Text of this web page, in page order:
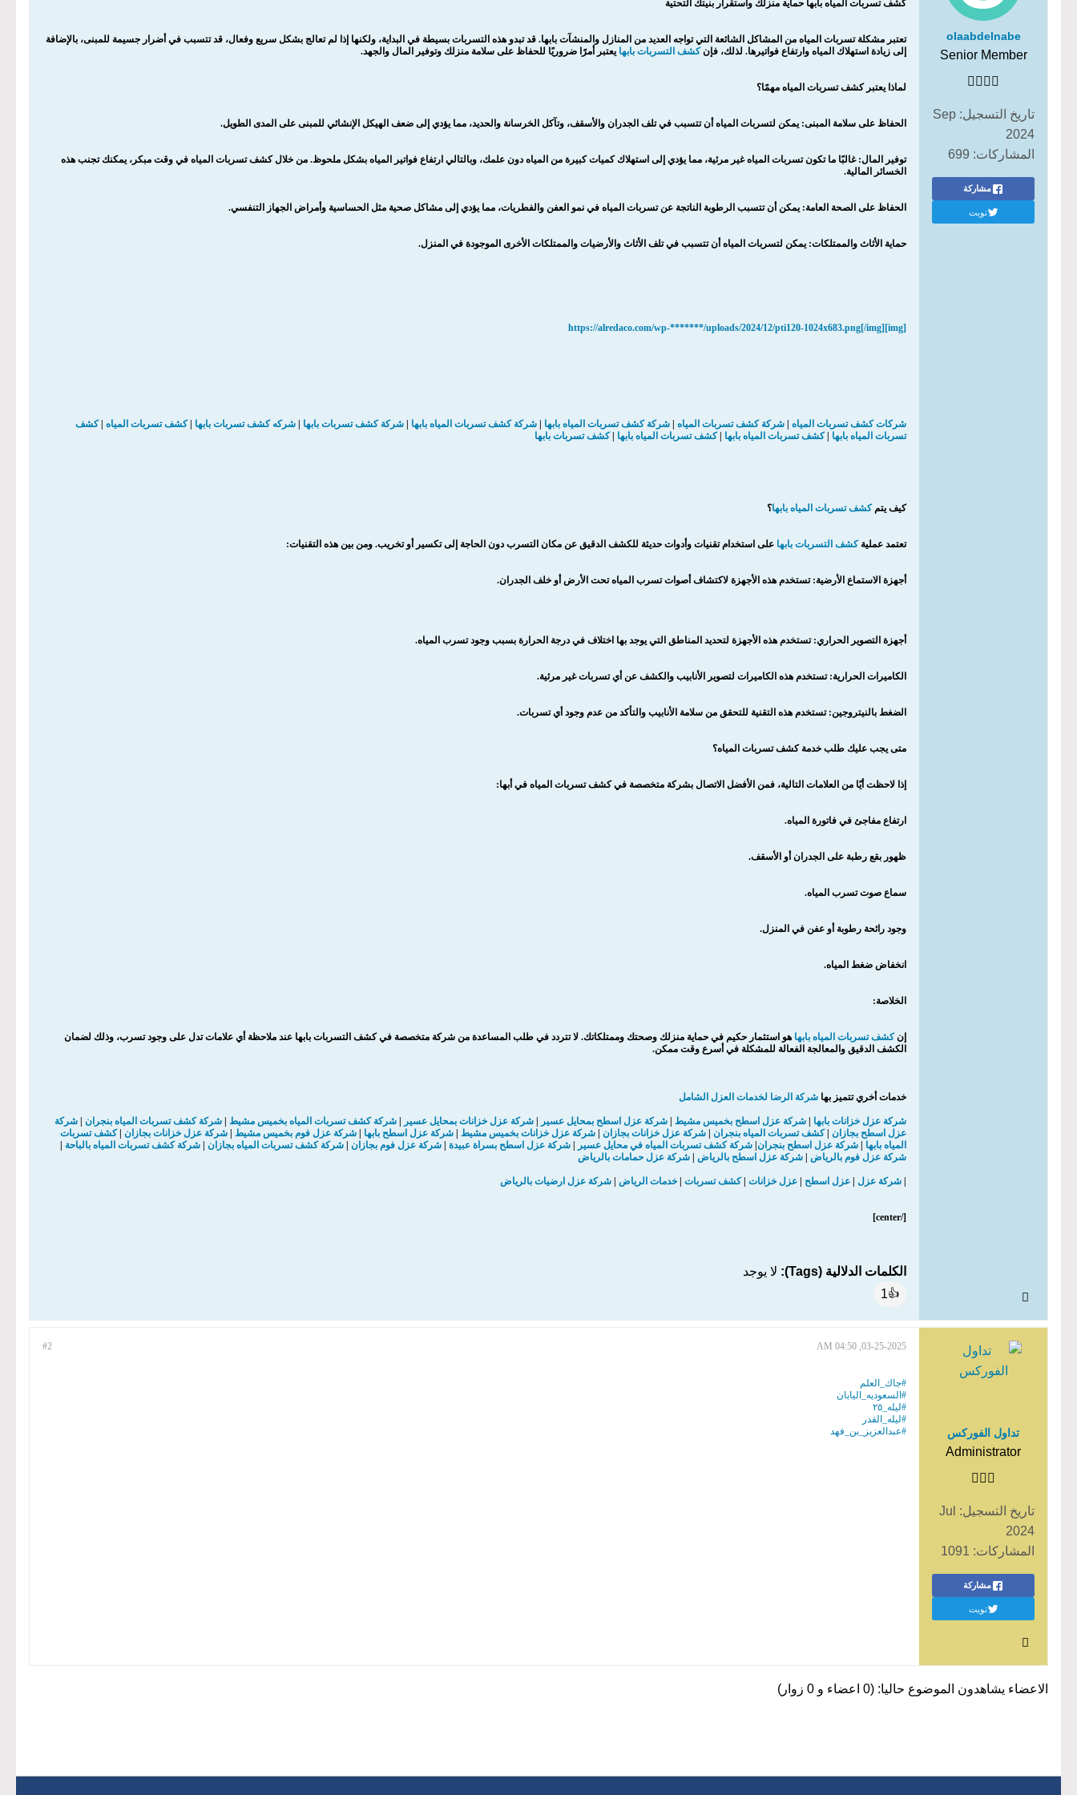
olaabdelnabe
Senior Member
تاريخ التسجيل: Sep
2024
المشاركات: 699
مشاركة
تويت
كشف تسربات المياه بابها حماية منزلك واستقرار بنيتك التحتية
تعتبر مشكلة تسربات المياه من المشاكل الشائعة التي تواجه العديد من المنازل والمنشآت بابها. قد تبدو هذه التسربات بسيطة في البداية، ولكنها إذا لم تعالج بشكل سريع وفعال، قد تتسبب في أضرار جسيمة للمبنى، بالإضافة
إلى زيادة استهلاك المياه وارتفاع فواتيرها. لذلك، فإنكشف التسربات بابها يعتبر أمرًا ضروريًا للحفاظ على سلامة منزلك وتوفير المال والجهد.
لماذا يعتبر كشف تسربات المياه مهمًا؟
الحفاظ على سلامة المبنى: يمكن لتسربات المياه أن تتسبب في تلف الجدران والأسقف، وتآكل الخرسانة والحديد، مما يؤدي إلى ضعف الهيكل الإنشائي للمبنى على المدى الطويل.
توفير المال: غالبًا ما تكون تسربات المياه غير مرئية، مما يؤدي إلى استهلاك كميات كبيرة من المياه دون علمك، وبالتالي ارتفاع فواتير المياه بشكل ملحوظ. من خلال كشف تسربات المياه في وقت مبكر، يمكنك تجنب هذه
الخسائر المالية.
الحفاظ على الصحة العامة: يمكن أن تتسبب الرطوبة الناتجة عن تسربات المياه في نمو العفن والفطريات، مما يؤدي إلى مشاكل صحية مثل الحساسية وأمراض الجهاز التنفسي.
حماية الأثاث والممتلكات: يمكن لتسربات المياه أن تتسبب في تلف الأثاث والأرضيات والممتلكات الأخرى الموجودة في المنزل.
[img]https://alredaco.com/wp-*******/uploads/2024/12/pti120-1024x683.png[/img]
شركات كشف تسربات المياه شركة كشف تسربات المياه شركة كشف تسربات المياه بابها شركة كشف تسربات المياه بابها شركة كشف تسربات بابها شركه كشف تسربات بابها |كشف تسربات المياه |كشف
تسربات المياه بابها |كشف تسربات المياه بابها |كشف تسربات المياه بابها |كشف تسربات بابها
كيف يتمكشف تسربات المياه بابها؟
تعتمد عمليةكشف التسربات بابها على استخدام تقنيات وأدوات حديثة للكشف الدقيق عن مكان التسرب دون الحاجة إلى تكسير أو تخريب. ومن بين هذه التقنيات:
أجهزة الاستماع الأرضية: تستخدم هذه الأجهزة لاكتشاف أصوات تسرب المياه تحت الأرض أو خلف الجدران.
أجهزة التصوير الحراري: تستخدم هذه الأجهزة لتحديد المناطق التي يوجد بها اختلاف في درجة الحرارة بسبب وجود تسرب المياه.
الكاميرات الحرارية: تستخدم هذه الكاميرات لتصوير الأنابيب والكشف عن أي تسربات غير مرئية.
الضغط بالنيتروجين: تستخدم هذه التقنية للتحقق من سلامة الأنابيب والتأكد من عدم وجود أي تسربات.
متى يجب عليك طلب خدمة كشف تسربات المياه؟
إذا لاحظت أيًا من العلامات التالية، فمن الأفضل الاتصال بشركة متخصصة في كشف تسربات المياه في أبها:
ارتفاع مفاجئ في فاتورة المياه.
ظهور بقع رطبة على الجدران أو الأسقف.
سماع صوت تسرب المياه.
وجود رائحة رطوبة أو عفن في المنزل.
انخفاض ضغط المياه.
الخلاصة:
إنكشف تسربات المياه بابها هو استثمار حكيم في حماية منزلك وصحتك وممتلكاتك. لا تتردد في طلب المساعدة من شركة متخصصة في كشف التسربات بابها عند ملاحظة أي علامات تدل على وجود تسرب، وذلك لضمان
الكشف الدقيق والمعالجة الفعالة للمشكلة في أسرع وقت ممكن.
خدمات أخري تتميز بها شركة الرضا لخدمات العزل الشامل
شركة عزل خزانات بابها شركة عزل اسطح بخميس مشيط شركة عزل اسطح بمحايل عسير شركة عزل خزانات بمحايل عسير شركة كشف تسربات المياه بخميس مشيط شركة كشف تسربات المياه بنجران
شركة
عزل اسطح بجازان كشف تسربات المياه بنجران شركة عزل خزانات بجازان شركة عزل خزانات بخميس مشيط شركة عزل اسطح بابها شركة عزل فوم بخميس مشيط شركة عزل خزانات بجازان كشف تسربات
المياه بابها
شركة عزل اسطح بنجران شركة كشف تسربات المياه في محايل عسير شركة عزل اسطح بسراة عبيدة شركة عزل فوم بجازان شركة كشف تسربات المياه بجازان شركة كشف تسربات المياه بالباحة
شركة عزل فوم بالرياض
شركة عزل اسطح بالرياض شركة عزل حمامات بالرياض
شركة عزل عزل اسطح عزل خزانات |كشف تسربات خدمات الرياض شركة عزل ارضيات بالرياض
[/center]
الكلمات الدلالية (Tags): لا يوجد
👍
1
تداول الفوركس
Administrator
تاريخ التسجيل: Jul
2024
المشاركات: 1091
مشاركة
تويت
#2 03-25-2025, 04:50 AM
#جاك_العلم
#السعوديه_اليابان
#ليله_٢٥
#ليله_القدر
#عبدالعزيز_بن_فهد
الاعضاء يشاهدون الموضوع حاليا: (0 اعضاء و 0 زوار)